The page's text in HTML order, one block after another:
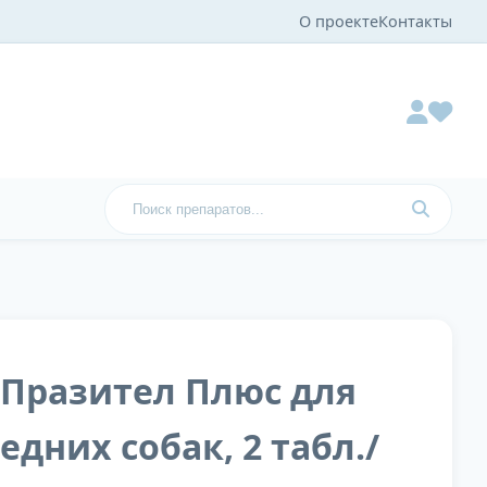
О проектеКонтакты
Плюс для
собак, 2 табл./